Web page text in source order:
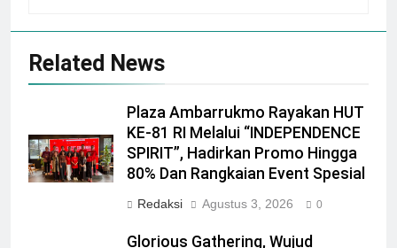
Related News
Plaza Ambarrukmo Rayakan HUT
KE-81 RI Melalui “INDEPENDENCE
SPIRIT”, Hadirkan Promo Hingga
80% Dan Rangkaian Event Spesial
Redaksi Agustus 3, 2026 0
Glorious Gathering, Wujud